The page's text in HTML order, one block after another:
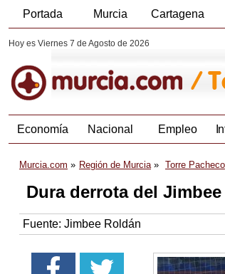
Portada Murcia Cartagena
Hoy es Viernes 7 de Agosto de 2026
Economía Nacional Empleo
Murcia.com Región de Murcia Torre Pacheco
Dura derrota del
Fuente: Jimbee Roldán